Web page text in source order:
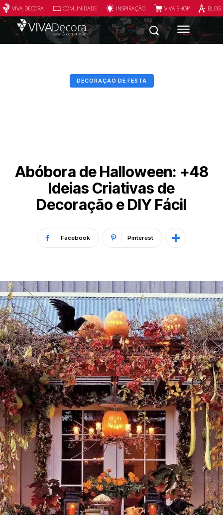
VIVA DECORA COMUNIDADE INSPIRAÇÃO VIVA SHOP
DECORAÇÃO DE FESTA
Abóbora de Halloween: +48
Ideias Criativas de
Decoração e DIY Fácil
Facebook Pinterest